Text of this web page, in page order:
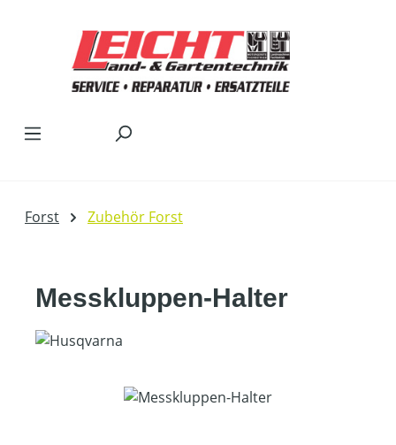
Forst Zubehör Forst
Messkluppen-Halter
Bildergalerie überspringen